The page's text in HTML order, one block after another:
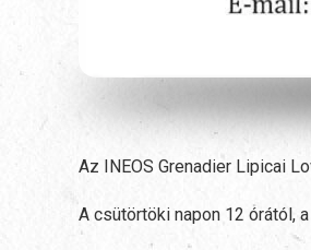
Az INEOS Grenadier Lipicai
A csütörtöki napon 12 órától,